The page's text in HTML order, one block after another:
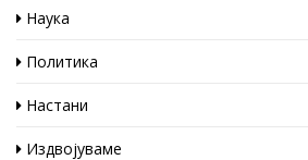
Наука
Политика
Настани
Издвојуваме